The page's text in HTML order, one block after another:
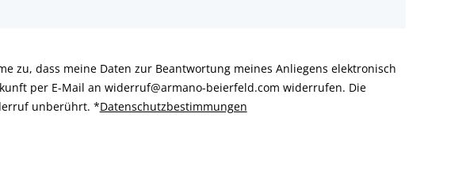
zu, dass meine Daten zur Beantwortung meines Anliegens elektronisch
per E-Mail an widerruf@armano-beierfeld.com widerrufen. Die
unberührt. *Datenschutzbestimmungen